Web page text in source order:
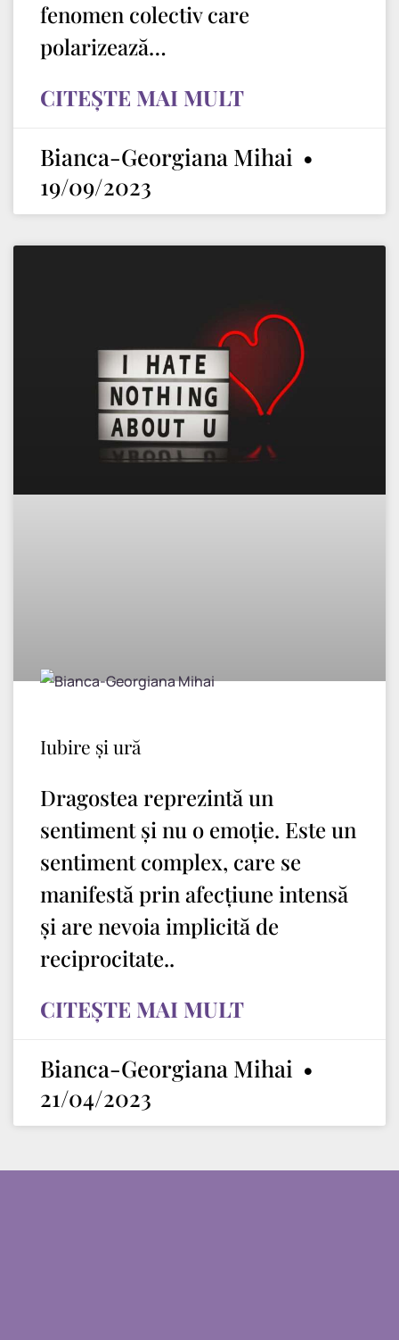
fenomen colectiv care
polarizează…
CITEȘTE MAI MULT
Bianca-Georgiana Mihai
19/09/2023
Iubire și ură
Dragostea reprezintă un
sentiment și nu o emoție. Este un
sentiment complex, care se
manifestă prin afecțiune intensă
și are nevoia implicită de
reciprocitate..
CITEȘTE MAI MULT
Bianca-Georgiana Mihai
21/04/2023